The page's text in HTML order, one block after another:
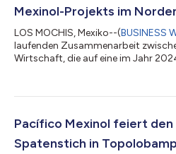
Mexinol-Projekts im
LOS MOCHIS, Mexiko--(BUSINESS
laufenden Zusammenarbeit
Wirtschaft, die auf eine im Jahr
Tochtergesellschaft von Transition
wirtschaftlichen Auswirkungen der
der Welt mit extrem niedrigen CO2-
Näh...
Pacífico Mexinol feiert
Spatenstich in